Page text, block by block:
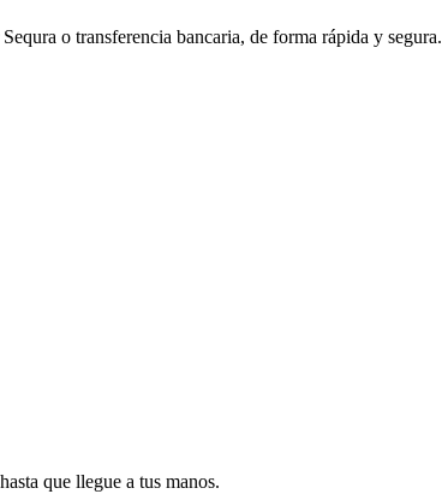
o transferencia bancaria, de forma rápida y segura.
que llegue a tus manos.